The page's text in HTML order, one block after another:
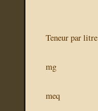
Teneur par litre
mg
meq